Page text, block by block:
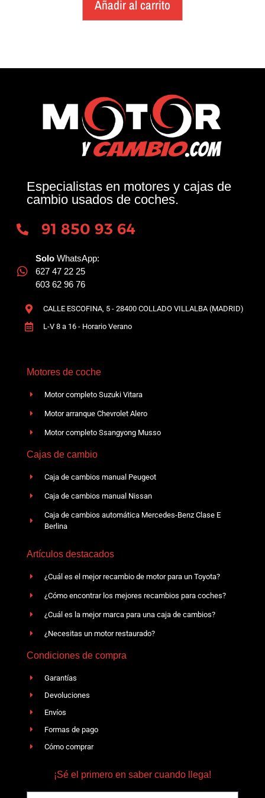
Añadir al carrito
Especialistas en motores y cajas de
cambio usados de coches.
91 850 93 64
Solo WhatsApp:
627 47 22 25
603 62 96 76
CALLE ESCOFINA, 5 - 28400 COLLADO VILLALBA (MADRID)
L-V 8 a 16 - Horario Verano
Motores de coche
Motor completo Suzuki Vitara
Motor arranque Chevrolet Alero
Motor completo Ssangyong Musso
Cajas de cambio
Caja de cambios manual Peugeot
Caja de cambios manual Nissan
Caja de cambios automática Mercedes-Benz Clase E
Berlina
Artículos destacados
¿Cuál es el mejor recambio de motor para un Toyota?
¿Cómo encontrar los mejores recambios para coches?
¿Cuál es la mejor marca para una caja de cambios?
¿Necesitas un motor restaurado?
Condiciones de compra
Garantías
Devoluciones
Envíos
Formas de pago
Cómo comprar
¡Sé el primero en saber cuando llega!